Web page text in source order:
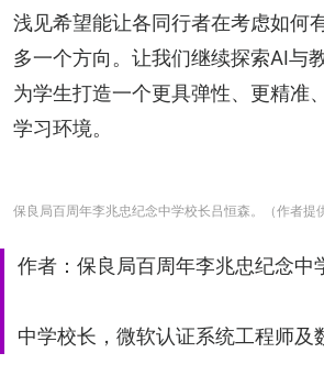
浅见希望能让各同行者在考虑如何
多一个方向。让我们继续探索AI与
为学生打造一个更具弹性、更精准
学习环境。
保良局百周年李兆忠纪念中学校长吕恒森。（作者提
作者：保良局百周年李兆忠纪念中
中学校长，微软认证系统工程师及